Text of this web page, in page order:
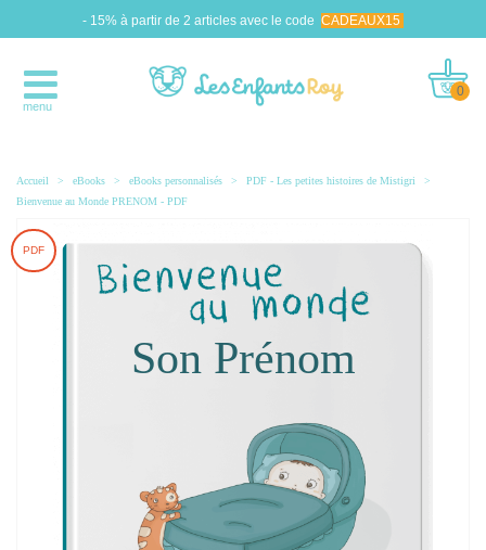
- 15% à partir de 2 articles avec le code CADEAUX15
menu
0
Accueil > eBooks > eBooks personnalisés > PDF - Les petites histoires de Mistigri
>
Bienvenue au Monde PRENOM - PDF
Son Prénom
PDF